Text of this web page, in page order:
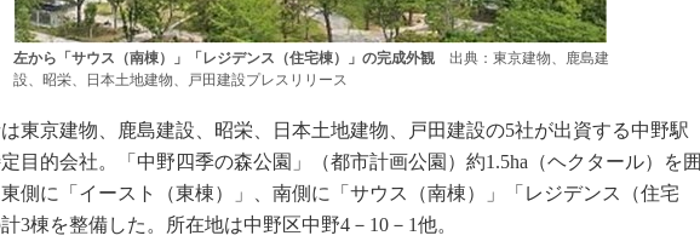
左から「サウス（南棟）」「レジデンス（住宅棟）」の完成外観出典：東京建物、鹿島建
設、昭栄、日本土地建物、戸田建設プレスリリース
東京建物、鹿島建設、昭栄、日本土地建物、戸田建設の5社が出資する中野駅
目的会社。「中野四季の森公園」（都市計画公園）約1.5ha（ヘクタール）を囲
側に「イースト（東棟）」、南側に「サウス（南棟）」「レジデンス（住宅
3棟を整備した。所在地は中野区中野4－10－1他。